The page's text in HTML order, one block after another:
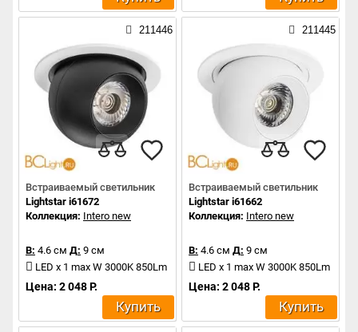
211446
Встраиваемый светильник
Lightstar i61672
Коллекция: Intero new
В: 4.6 см Д: 9 см
LED x 1 max W 3000K 850Lm
Цена: 2 048 Р.
Купить
211445
Встраиваемый светильник
Lightstar i61662
Коллекция: Intero new
В: 4.6 см Д: 9 см
LED x 1 max W 3000K 850Lm
Цена: 2 048 Р.
Купить